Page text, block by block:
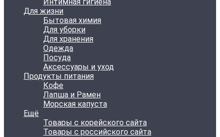
Для жизни
Бытовая химия
Для уборки
Для хранения
Одежда
Посуда
Аксессуары и уход
Продукты питания
Кофе
Лапша и Рамен
Морская капуста
Ещё
Товары с корейского сайта
Товары с российского сайта